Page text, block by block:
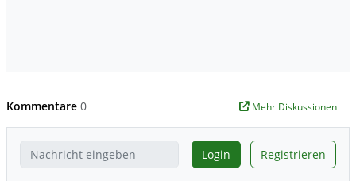
Kommentare 0 Mehr Diskussionen
Login Registrieren